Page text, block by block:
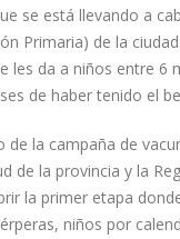
se está llevando a
Primaria) de la
les da a niños entre 6
de haber tenido el
de la campaña de
de la provincia y la
la primer etapa
niños por